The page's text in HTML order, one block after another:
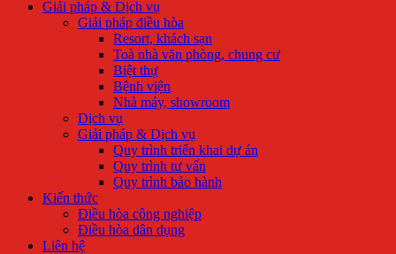
Giải pháp & Dịch vụ
Giải pháp điều hòa
Resort, khách sạn
Toà nhà văn phòng, chung cư
Biệt thự
Bệnh viện
Nhà máy, showroom
Dịch vụ
Giải pháp & Dịch vụ
Quy trình triển khai dự án
Quy trình tư vấn
Quy trình bảo hành
Kiến thức
Điều hòa công nghiệp
Điều hòa dân dụng
Liên hệ